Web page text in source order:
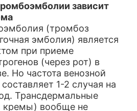
зависит
(тромбоз
эмболия) является
при приеме
(через рот) в
Но частота венозной
1-2 случая на
Трансдермальные
кремы) вообще не